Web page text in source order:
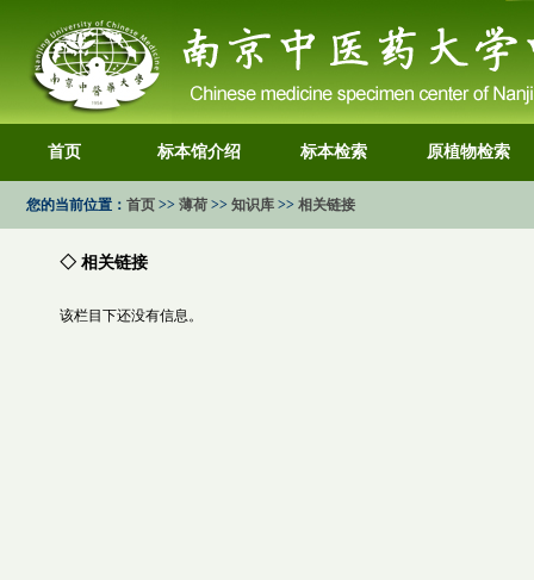
首页 标本馆介绍 标本检索 原植物检索
您的当前位置： 首页 >> 薄荷 >> 知识库 >> 相关链接
◇ 相关链接
该栏目下还没有信息。